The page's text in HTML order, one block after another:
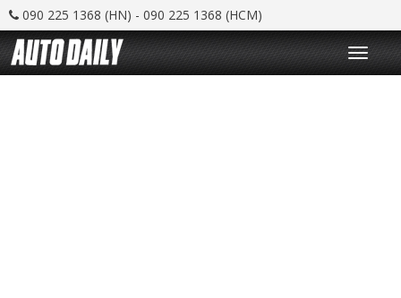
090 225 1368 (HN) - 090 225 1368 (HCM)
T
o
g